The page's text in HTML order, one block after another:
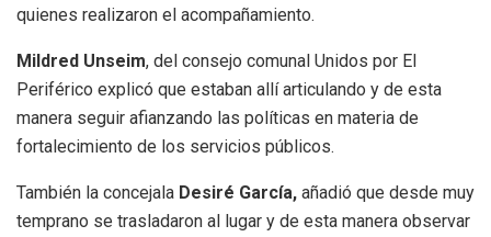
quienes realizaron el acompañamiento.
Mildred Unseim, del consejo comunal Unidos por El
Periférico explicó que estaban allí articulando y de esta
manera seguir afianzando las políticas en materia de
fortalecimiento de los servicios públicos.
También la concejala Desiré García, añadió que desde muy
temprano se trasladaron al lugar y de esta manera observar